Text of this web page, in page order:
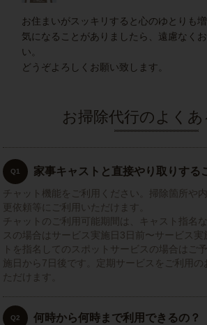
お住まいがスッキリすると心のゆとりも増
気になることがありましたら、遠慮なく
い。
どうぞよろしくお願い致します。
お掃除代行のよくあ
Q1 家事キャストと直接やり取りする
チャット機能をご利用ください。掃除箇所や
更依頼等にご利用いただけます。
チャットのご利用可能期間は、キャスト指名
スの場合はサービス実施日3日前〜サービス
トを指名してのスポットサービスの場合はご
施日から7日後です。定期サービスをご利用
ただけます。
Q2 何時から何時まで利用できるの？